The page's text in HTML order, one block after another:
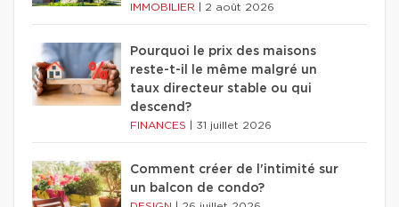
IMMOBILIER 2 août 2026
Pourquoi le prix des maisons
reste-t-il le même malgré un
taux directeur stable ou qui
descend?
FINANCES 31 juillet 2026
Comment créer de l'intimité sur
un balcon de condo?